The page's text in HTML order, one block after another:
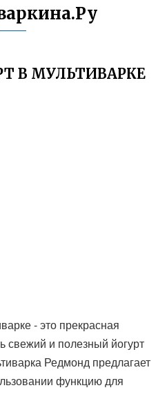
В МУЛЬТИВАРКЕ
- это прекрасная
свежий и полезный йогурт
Редмонд предлагает
функцию для